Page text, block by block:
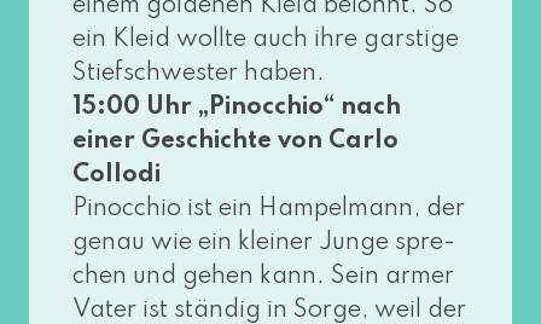
einem gol­de­nen Kleid belohnt. So
ein Kleid woll­te auch ihre gars­ti­ge
Stiefschwester haben.
15:00 Uhr „Pinocchio“ nach
einer Geschichte von Carlo
Collodi
Pinocchio ist ein Hampelmann, der
genau wie ein klei­ner Junge spre­
chen und gehen kann. Sein armer
Vater ist stän­dig in Sorge, weil der